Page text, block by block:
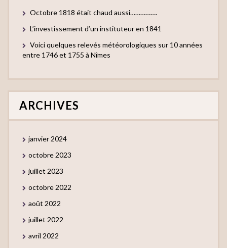
Octobre 1818 était chaud aussi…………….
L’investissement d’un instituteur en 1841
Voici quelques relevés météorologiques sur 10 années
entre 1746 et 1755 à Nîmes
ARCHIVES
janvier 2024
octobre 2023
juillet 2023
octobre 2022
août 2022
juillet 2022
avril 2022